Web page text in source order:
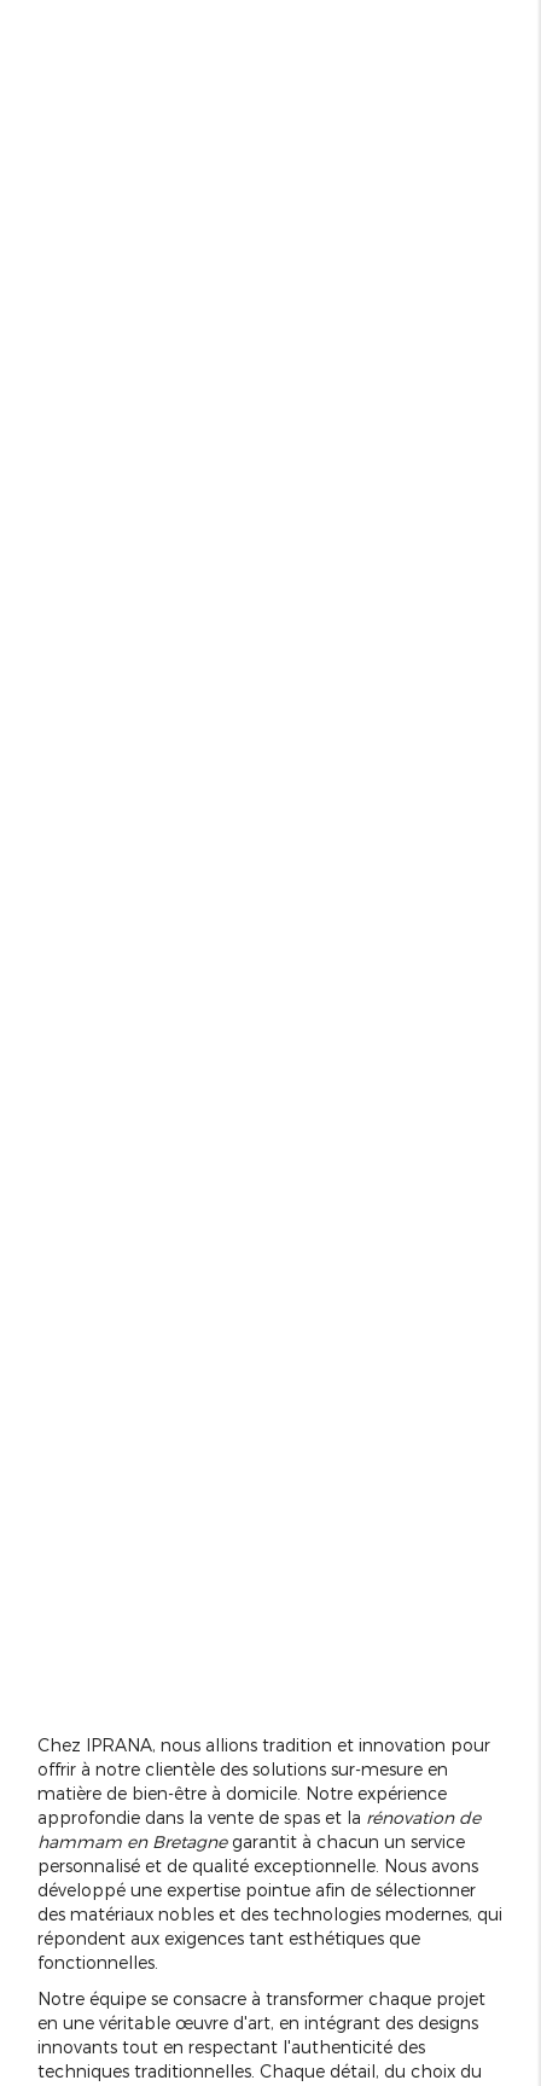
Chez IPRANA, nous allions tradition et innovation pour
offrir à notre clientèle des solutions sur-mesure en
matière de bien-être à domicile. Notre expérience
approfondie dans la vente de spas et la rénovation de
hammam en Bretagnegarantit à chacun un service
personnalisé et de qualité exceptionnelle. Nous avons
développé une expertise pointue afin de sélectionner
des matériaux nobles et des technologies modernes, qui
répondent aux exigences tant esthétiques que
fonctionnelles.
Notre équipe se consacre à transformer chaque projet
en une véritable œuvre d'art, en intégrant des designs
innovants tout en respectant l'authenticité des
techniques traditionnelles. Chaque détail, du choix du